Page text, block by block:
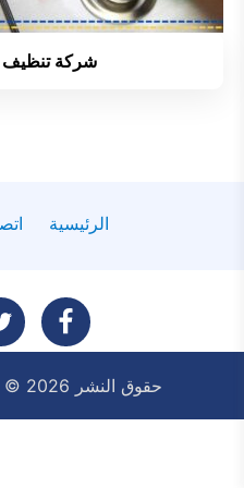
شركة تنظيف
الرئيسية
تابعنا
على حقوق النشر 2026 © جميع الحقوق محفوظة